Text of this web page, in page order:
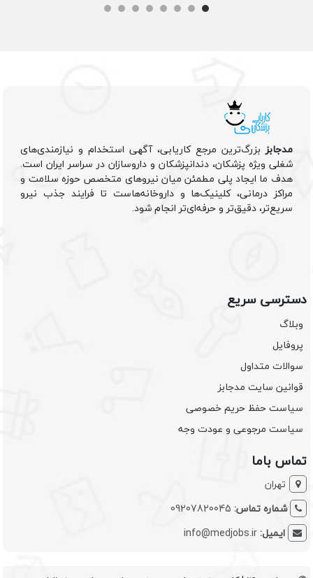
مدجابزبزرگ‌ترین مرجع کاریابی، آگهی استخدام و نیازمندی‌های
شغلی ویژه پزشکان، دندانپزشکان و داروسازان در سراسر ایران است.
هدف ما ایجاد پلی مطمئن میان نیروهای متخصص حوزه سلامت و
مراکز درمانی، کلینیک‌ها و داروخانه‌هاست تا فرایند جذب نیرو
سریع‌تر، دقیق‌تر و حرفه‌ای‌تر انجام شود.
دسترسی سریع
وبلاگ
پروفایل
سوالات متداول
قوانین سایت مدجابز
سیاست حفظ حریم خصوصی
سیاست مرجوعی و عودت وجه
تماس باما
تهران
شماره تماس: 09207820045
ایمیل:info@medjobs.ir